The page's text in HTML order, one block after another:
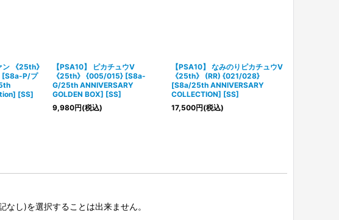
ン 《25th》
[S8a-P/プ
[SS]
【PSA10】 ピカチュウV
《25th》 {005/015} [S8a-
G/25th ANNIVERSARY
GOLDEN BOX] [SS]
9,980円(税込)
【PSA10】 なみのりピカチュウV
《25th》 (RR) {021/028}
[S8a/25th ANNIVERSARY
COLLECTION] [SS]
17,500円(税込)
し)を選択することは出来ません。